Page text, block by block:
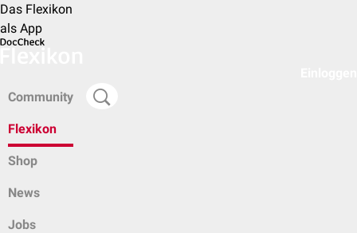
Das Flexikon
als App
Community
Flexikon
Shop
News
Jobs